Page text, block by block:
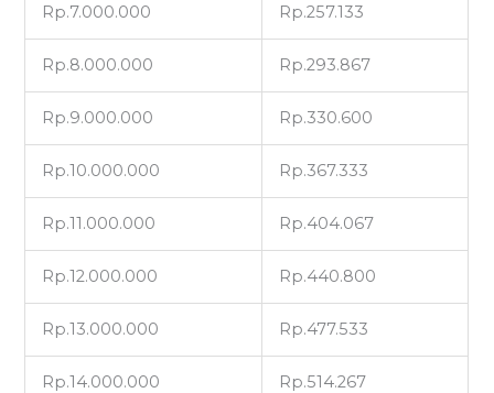
Rp.7.000.000 Rp.257.133
Rp.8.000.000 Rp.293.867
Rp.9.000.000 Rp.330.600
Rp.10.000.000 Rp.367.333
Rp.11.000.000 Rp.404.067
Rp.12.000.000 Rp.440.800
Rp.13.000.000 Rp.477.533
Rp.14.000.000 Rp.514.267